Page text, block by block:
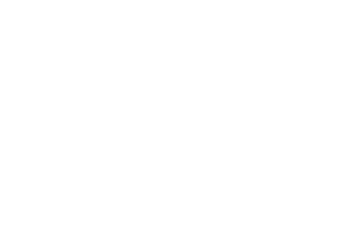
e Parisi